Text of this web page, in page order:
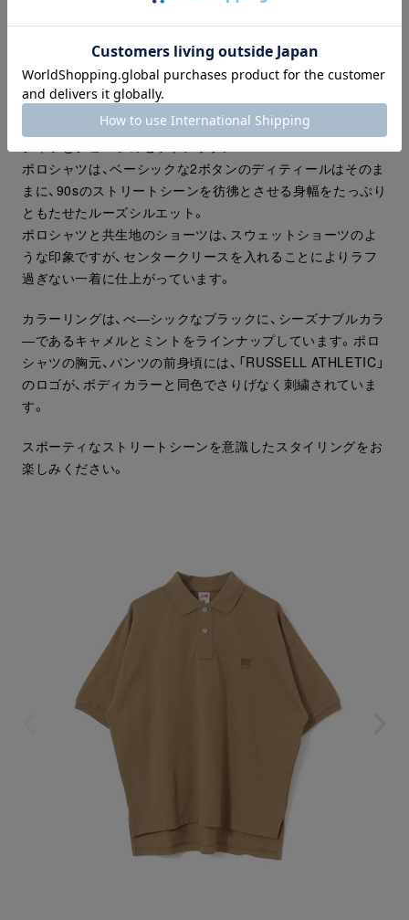
スポーツウエアブランドらしいタフなボディを使用したポロ
ポロシャツは、ベーシックな2ボタンのディティールはそのま
まに、90sのストリートシーンを彷彿とさせる身幅をたっぷり
ともたせたルーズシルエット。
ポロシャツと共生地のショーツは、スウェットショーツのよ
うな印象ですが、センタークリースを入れることによりラフ
過ぎない一着に仕上がっています。
カラーリングは、べ―シックなブラックに、シーズナブルカラ
―であるキャメルとミントをラインナップしています。ポロ
シャツの胸元、パンツの前身頃には、「RUSSELL ATHLETIC」
のロゴが、ボディカラーと同色でさりげなく刺繍されていま
す。
スポーティなストリートシーンを意識したスタイリングをお
楽しみください。